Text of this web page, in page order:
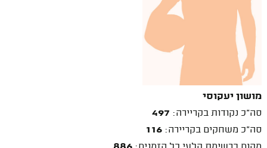
מושון יעקוסי
סה"כ נקודות בקריירה: 497
סה"כ משחקים בקריירה: 116